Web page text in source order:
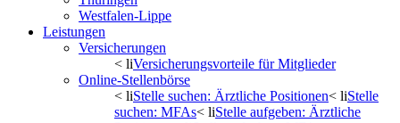
Westfalen-Lippe
Leistungen
Versicherungen
< liVersicherungsvorteile für Mitglieder
Online-Stellenbörse
< liStelle suchen: Ärztliche Positionen< liStelle
suchen: MFAs< liStelle aufgeben: Ärztliche